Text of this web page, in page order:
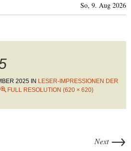
So, 9. Aug 2026
2025 IN LESER-IMPRESSIONEN DER
FULL RESOLUTION (620 × 620)
Next →